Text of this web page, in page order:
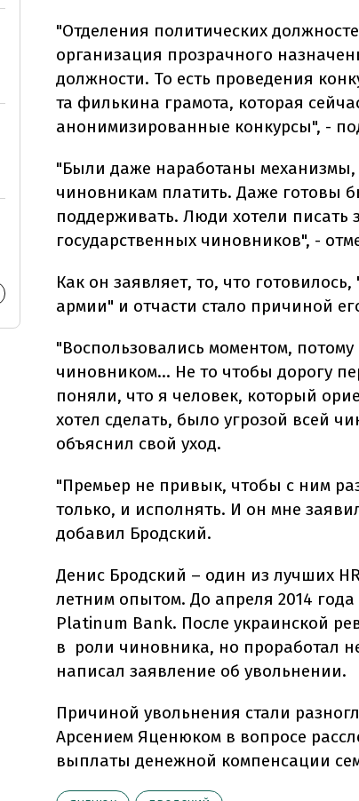
"Отделения политических
организация прозрачного
должности. То есть проведения
та филькина грамота, которая
анонимизированные конкурсы", -
"Были даже наработаны механизмы,
чиновникам платить. Даже готовы
поддерживать. Люди хотели писать
государственных чиновников", -
Как он заявляет, то, что
армии" и отчасти стало причиной
"Воспользовались моментом,
чиновником… Не то чтобы дорогу
поняли, что я человек, который
хотел сделать, было угрозой всей
объяснил свой уход.
"Премьер не привык, чтобы с ним
только, и исполнять. И он мне
добавил Бродский.
Денис Бродский – один из лучших
летним опытом. До апреля 2014
Platinum Bank. После украинской
в роли чиновника, но проработал
написал заявление об увольнении.
Причиной увольнения стали
Арсением Яценюком в вопросе
выплаты денежной компенсации